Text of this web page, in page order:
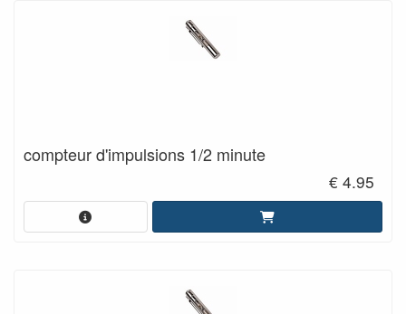
compteur d'impulsions 1/2 minute
€ 4.95